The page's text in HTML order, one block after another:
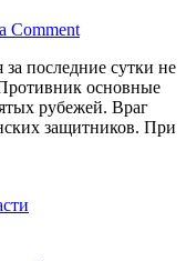
Comment
последние сутки не
основные
рубежей. Враг
защитников. При